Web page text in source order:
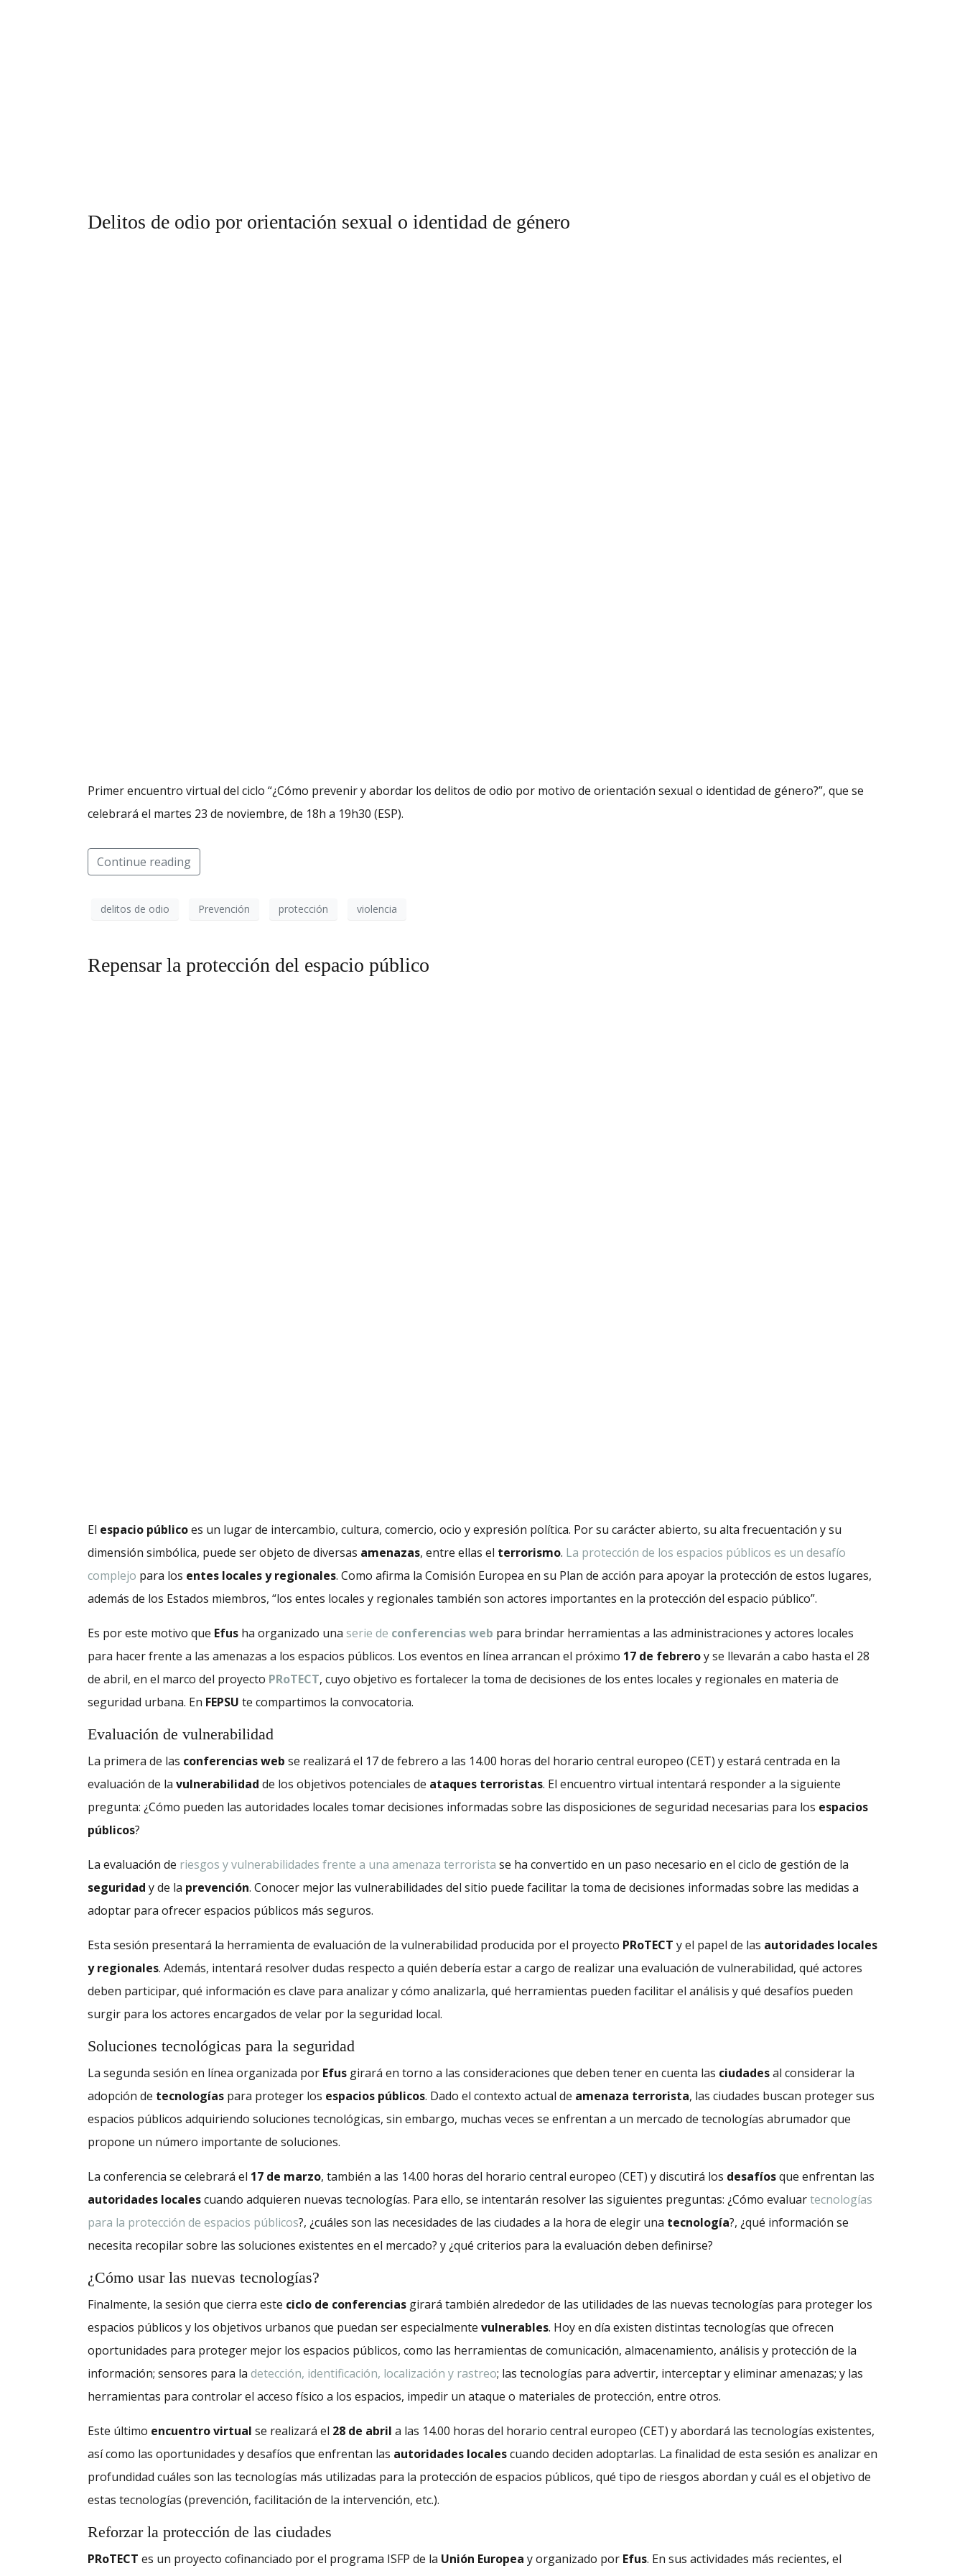
Delitos de odio por orientación sexual o identidad de género
Primer encuentro virtual del ciclo “¿Cómo prevenir y abordar los delitos de odio por motivo de orientación sexual o identidad de género?”, que se
celebrará el martes 23 de noviembre, de 18h a 19h30 (ESP).
Continue reading
delitos de odio Prevención protección violencia
Repensar la protección del espacio público
El espacio públicoes un lugar de intercambio, cultura, comercio, ocio y expresión política. Por su carácter abierto, su alta frecuentación y su
dimensión simbólica, puede ser objeto de diversas amenazas, entre ellas el terrorismo. La protección de los espacios públicos es un desafío
complejo para los entes locales y regionales. Como afirma la Comisión Europea en su Plan de acción para apoyar la protección de estos lugares,
además de los Estados miembros, “los entes locales y regionales también son actores importantes en la protección del espacio público”.
Es por este motivo que Efus ha organizado una serie de conferencias web para brindar herramientas a las administraciones y actores locales
para hacer frente a las amenazas a los espacios públicos. Los eventos en línea arrancan el próximo 17 de febreroy se llevarán a cabo hasta el 28
de abril, en el marco del proyecto PRoTECT, cuyo objetivo es fortalecer la toma de decisiones de los entes locales y regionales en materia de
seguridad urbana. En FEPSU te compartimos la convocatoria.
Evaluación de vulnerabilidad
La primera de las conferencias web se realizará el 17 de febrero a las 14.00 horas del horario central europeo (CET) y estará centrada en la
evaluación de la vulnerabilidad de los objetivos potenciales de ataques terroristas. El encuentro virtual intentará responder a la siguiente
pregunta: ¿Cómo pueden las autoridades locales tomar decisiones informadas sobre las disposiciones de seguridad necesarias para los espacios
públicos?
La evaluación de riesgos y vulnerabilidades frente a una amenaza terrorista se ha convertido en un paso necesario en el ciclo de gestión de la
seguridad y de la prevención. Conocer mejor las vulnerabilidades del sitio puede facilitar la toma de decisiones informadas sobre las medidas a
adoptar para ofrecer espacios públicos más seguros.
Esta sesión presentará la herramienta de evaluación de la vulnerabilidad producida por el proyecto PRoTECT y el papel de las autoridades locales
y regionales. Además, intentará resolver dudas respecto a quién debería estar a cargo de realizar una evaluación de vulnerabilidad, qué actores
deben participar, qué información es clave para analizar y cómo analizarla, qué herramientas pueden facilitar el análisis y qué desafíos pueden
surgir para los actores encargados de velar por la seguridad local.
Soluciones tecnológicas para la seguridad
La segunda sesión en línea organizada por Efus girará en torno a las consideraciones que deben tener en cuenta las ciudadesal considerar la
adopción de tecnologías para proteger los espacios públicos. Dado el contexto actual de amenaza terrorista, las ciudades buscan proteger sus
espacios públicos adquiriendo soluciones tecnológicas, sin embargo, muchas veces se enfrentan a un mercado de tecnologías abrumador que
propone un número importante de soluciones.
La conferencia se celebrará el 17 de marzo, también a las 14.00 horas del horario central europeo (CET) y discutirá los desafíosque enfrentan las
autoridades localescuando adquieren nuevas tecnologías. Para ello, se intentarán resolver las siguientes preguntas: ¿Cómo evaluartecnologías
para la protección de espacios públicos?, ¿cuáles son las necesidades de las ciudades a la hora de elegir una tecnología?, ¿qué información se
necesita recopilar sobre las soluciones existentes en el mercado? y ¿qué criterios para la evaluación deben definirse?
¿Cómo usar las nuevas tecnologías?
Finalmente, la sesión que cierra este ciclo de conferencias girará también alrededor de las utilidades de las nuevas tecnologías para proteger los
espacios públicos y los objetivos urbanos que puedan ser especialmente vulnerables. Hoy en día existen distintas tecnologías que ofrecen
oportunidades para proteger mejor los espacios públicos, como las herramientas de comunicación, almacenamiento, análisis y protección de la
información; sensores para la detección, identificación, localización y rastreo; las tecnologías para advertir, interceptar y eliminar amenazas; y las
herramientas para controlar el acceso físico a los espacios, impedir un ataque o materiales de protección, entre otros.
Este último encuentro virtual se realizará el 28 de abril a las 14.00 horas del horario central europeo (CET) y abordará las tecnologías existentes,
así como las oportunidades y desafíos que enfrentan las autoridades localescuando deciden adoptarlas. La finalidad de esta sesión es analizar en
profundidad cuáles son las tecnologías más utilizadas para la protección de espacios públicos, qué tipo de riesgos abordan y cuál es el objetivo de
estas tecnologías (prevención, facilitación de la intervención, etc.).
Reforzar la protección de las ciudades
PRoTECT es un proyecto cofinanciado por el programa ISFP de la Unión Europea y organizado por Efus. En sus actividades más recientes, el